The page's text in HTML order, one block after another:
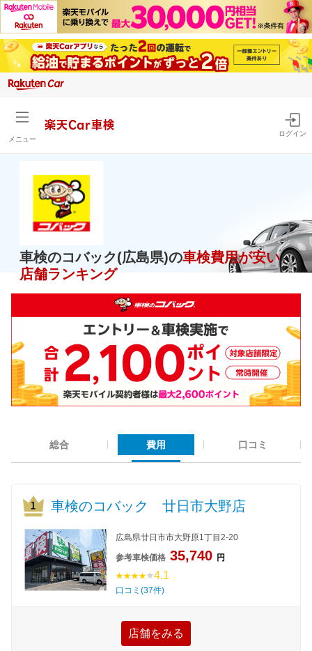
メニュー
楽天Car車検
ログイン
車検のコバック(広島県)の車検費用が安い
店舗ランキング
総合 費用 口コミ
車検のコバック 廿日市大野店
広島県廿日市市大野原1丁目2-20
参考車検価格 35,740 円
4.1
口コミ(37件)
店舗をみる